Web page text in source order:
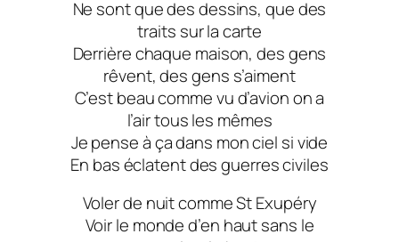
Ne sont que des dessins, que des
traits sur la carte
Derrière chaque maison, des gens
rêvent, des gens s’aiment
C’est beau comme vu d’avion on a
l’air tous les mêmes
Je pense à ça dans mon ciel si vide
En bas éclatent des guerres civiles
Voler de nuit comme St Exupéry
Voir le monde d’en haut sans le